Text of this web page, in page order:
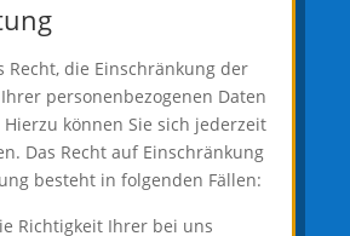
Recht, die Einschränkung der
personenbezogenen Daten
können Sie sich jederzeit
Das Recht auf Einschränkung
besteht in folgenden Fällen:
Richtigkeit Ihrer bei uns